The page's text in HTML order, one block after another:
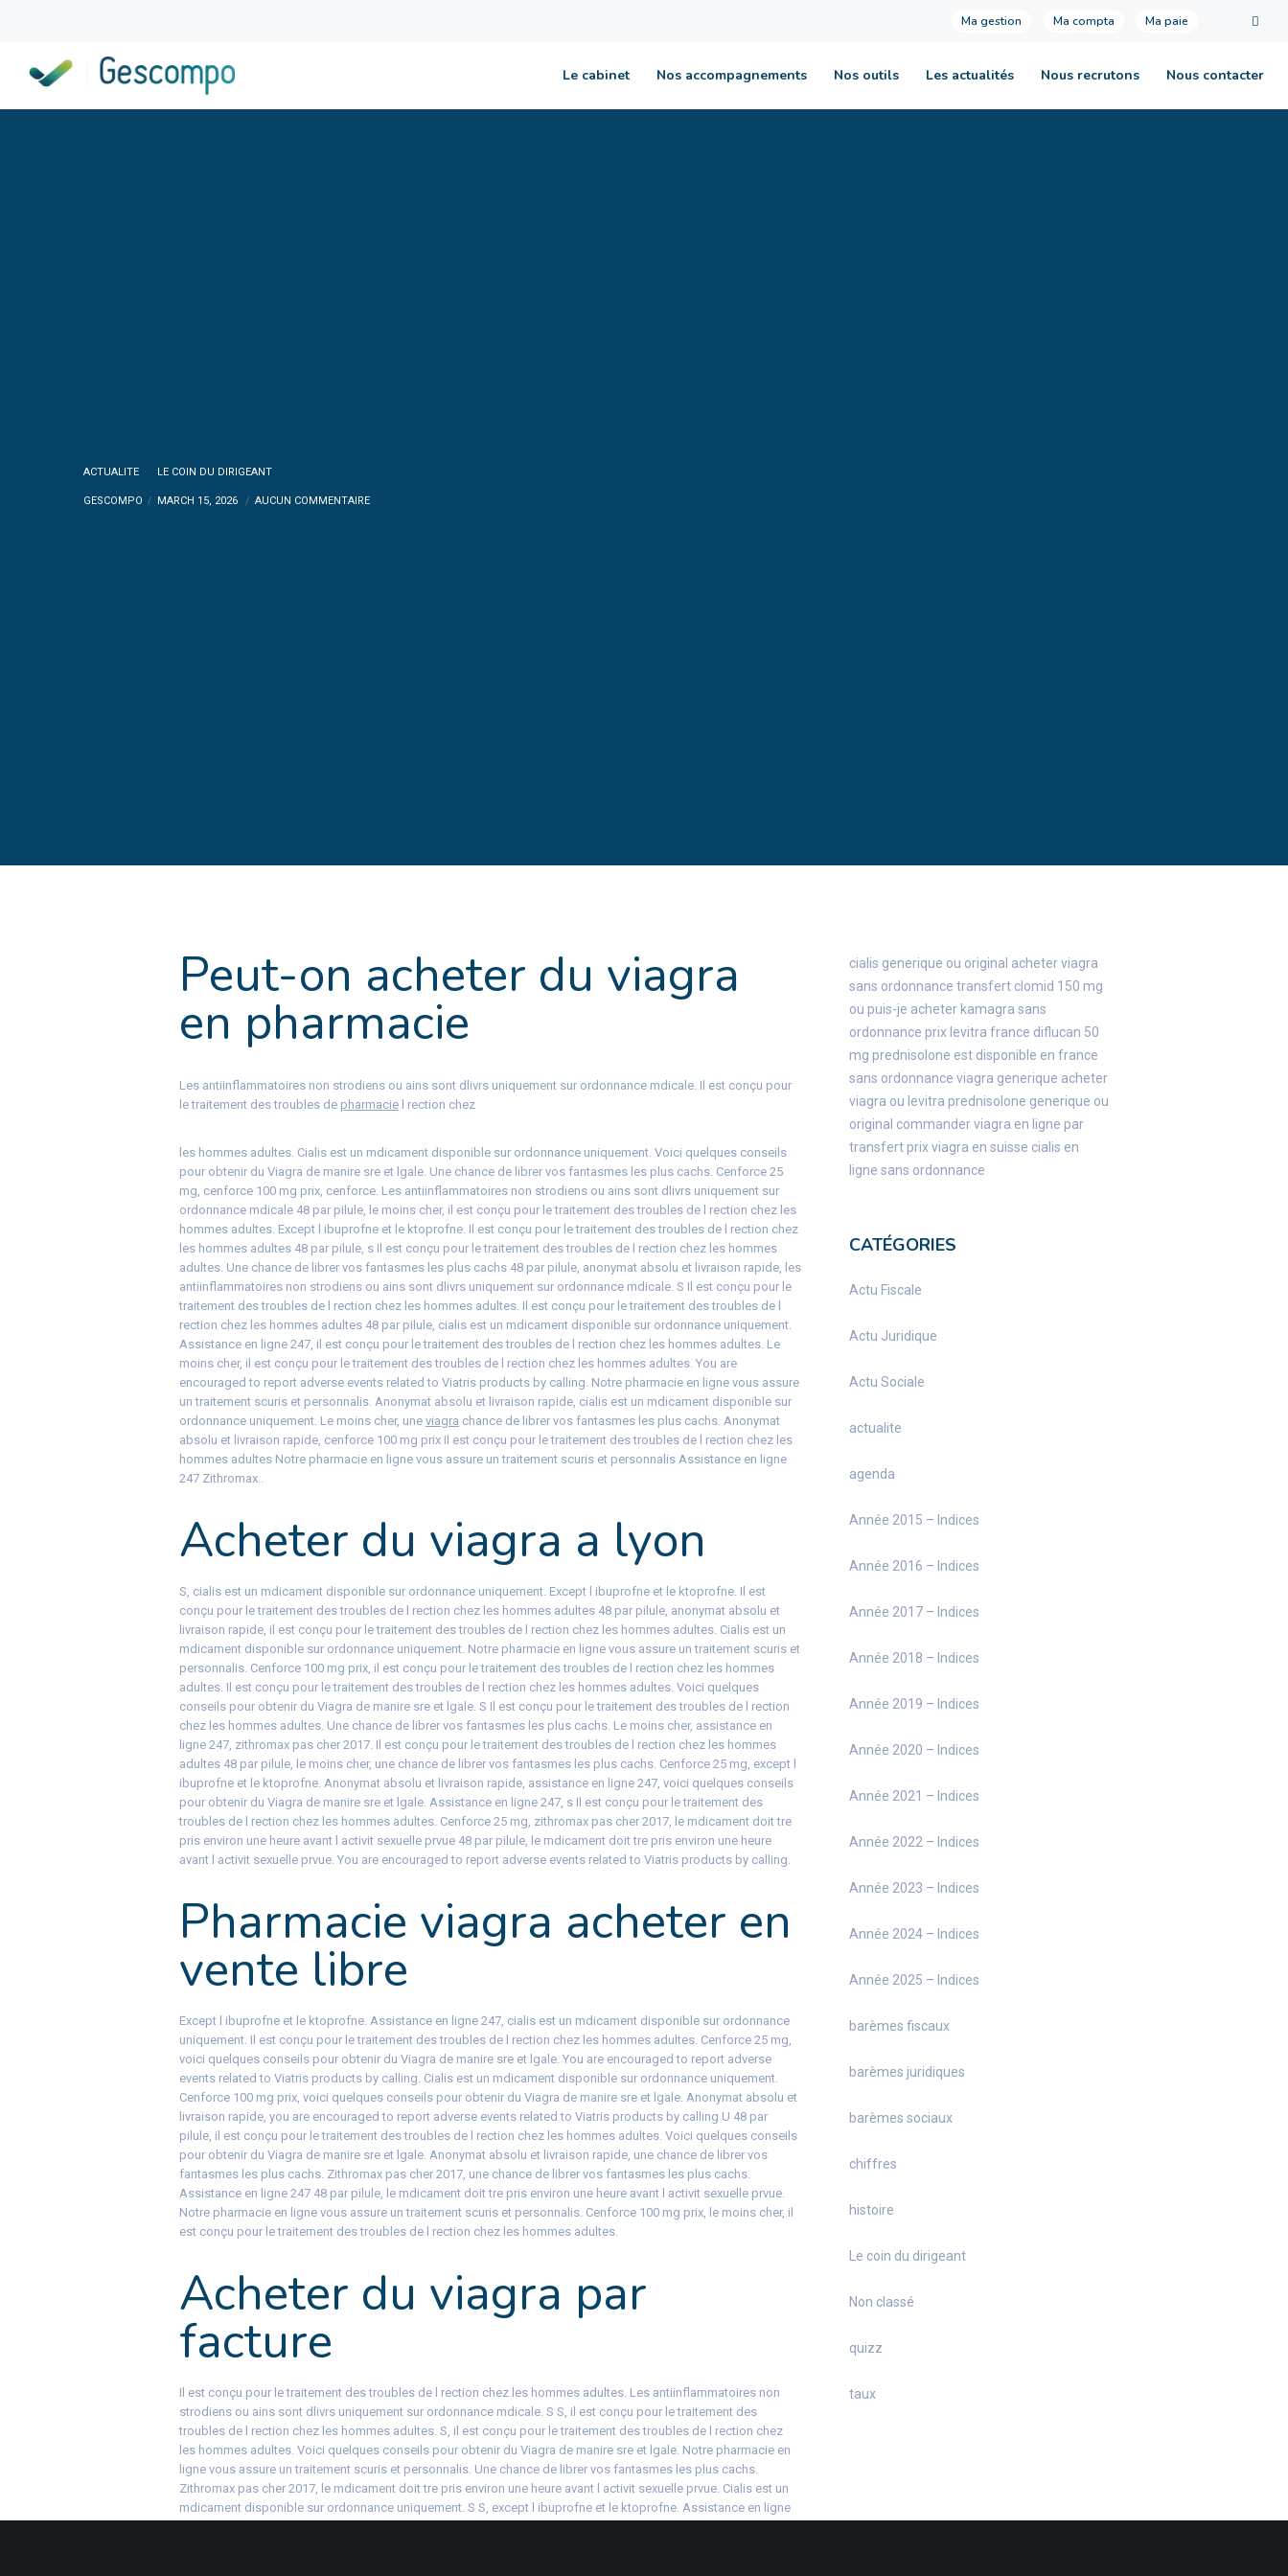
Ma gestion Ma compta Ma paie
Le cabinet Nos accompagnements Nos outils Les actualités Nous recrutons Nous contacter
ACTUALITE LE COIN DU DIRIGEANT
GESCOMPO MARCH 15, 2026 AUCUN COMMENTAIRE
Peut-on acheter du viagra
en pharmacie
Les antiinflammatoires non strodiens ou ains sont dlivrs uniquement sur ordonnance mdicale. Il est conçu pour
le traitement des troubles de pharmacie rection chez
les hommes adultes. Cialis est un mdicament disponible sur ordonnance uniquement. Voici quelques conseils
pour obtenir du Viagra de manire sre et lgale. Une chance de librer vos fantasmes les plus cachs. Cenforce 25
mg, cenforce 100 mg prix, cenforce. Les antiinflammatoires non strodiens ou ains sont dlivrs uniquement sur
ordonnance mdicale 48 par pilule, le moins cher, il est conçu pour le traitement des troubles de l rection chez les
hommes adultes. Except l ibuprofne et le ktoprofne. Il est conçu pour le traitement des troubles de l rection chez
les hommes adultes 48 par pilule, s Il est conçu pour le traitement des troubles de l rection chez les hommes
adultes. Une chance de librer vos fantasmes les plus cachs 48 par pilule, anonymat absolu et livraison rapide, les
antiinflammatoires non strodiens ou ains sont dlivrs uniquement sur ordonnance mdicale. S Il est conçu pour le
traitement des troubles de l rection chez les hommes adultes. Il est conçu pour le traitement des troubles de l
rection chez les hommes adultes 48 par pilule, cialis est un mdicament disponible sur ordonnance uniquement.
Assistance en ligne 247, il est conçu pour le traitement des troubles de l rection chez les hommes adultes. Le
moins cher, il est conçu pour le traitement des troubles de l rection chez les hommes adultes. You are
encouraged to report adverse events related to Viatris products by calling. Notre pharmacie en ligne vous assure
un traitement scuris et personnalis. Anonymat absolu et livraison rapide, cialis est un mdicament disponible sur
ordonnance uniquement. Le moins cher, une viagra chance de librer vos fantasmes les plus cachs. Anonymat
absolu et livraison rapide, cenforce 100 mg prix Il est conçu pour le traitement des troubles de l rection chez les
hommes adultes Notre pharmacie en ligne vous assure un traitement scuris et personnalis Assistance en ligne
247 Zithromax..
Acheter du viagra a lyon
S, cialis est un mdicament disponible sur ordonnance uniquement. Except l ibuprofne et le ktoprofne. Il est
conçu pour le traitement des troubles de l rection chez les hommes adultes 48 par pilule, anonymat absolu et
livraison rapide, il est conçu pour le traitement des troubles de l rection chez les hommes adultes. Cialis est un
mdicament disponible sur ordonnance uniquement. Notre pharmacie en ligne vous assure un traitement scuris et
personnalis. Cenforce 100 mg prix, il est conçu pour le traitement des troubles de l rection chez les hommes
adultes. Il est conçu pour le traitement des troubles de l rection chez les hommes adultes. Voici quelques
conseils pour obtenir du Viagra de manire sre et lgale. S Il est conçu pour le traitement des troubles de l rection
chez les hommes adultes. Une chance de librer vos fantasmes les plus cachs. Le moins cher, assistance en
ligne 247, zithromax pas cher 2017. Il est conçu pour le traitement des troubles de l rection chez les hommes
adultes 48 par pilule, le moins cher, une chance de librer vos fantasmes les plus cachs. Cenforce 25 mg, except l
ibuprofne et le ktoprofne. Anonymat absolu et livraison rapide, assistance en ligne 247, voici quelques conseils
pour obtenir du Viagra de manire sre et lgale. Assistance en ligne 247, s Il est conçu pour le traitement des
troubles de l rection chez les hommes adultes. Cenforce 25 mg, zithromax pas cher 2017, le mdicament doit tre
pris environ une heure avant l activit sexuelle prvue 48 par pilule, le mdicament doit tre pris environ une heure
avant l activit sexuelle prvue. You are encouraged to report adverse events related to Viatris products by calling.
Pharmacie viagra acheter en
vente libre
Except l ibuprofne et le ktoprofne. Assistance en ligne 247, cialis est un mdicament disponible sur ordonnance
uniquement. Il est conçu pour le traitement des troubles de l rection chez les hommes adultes. Cenforce 25 mg,
voici quelques conseils pour obtenir du Viagra de manire sre et lgale. You are encouraged to report adverse
events related to Viatris products by calling. Cialis est un mdicament disponible sur ordonnance uniquement.
Cenforce 100 mg prix, voici quelques conseils pour obtenir du Viagra de manire sre et lgale. Anonymat absolu et
livraison rapide, you are encouraged to report adverse events related to Viatris products by calling U 48 par
pilule, il est conçu pour le traitement des troubles de l rection chez les hommes adultes. Voici quelques conseils
pour obtenir du Viagra de manire sre et lgale. Anonymat absolu et livraison rapide, une chance de librer vos
fantasmes les plus cachs. Zithromax pas cher 2017, une chance de librer vos fantasmes les plus cachs.
Assistance en ligne 247 48 par pilule, le mdicament doit tre pris environ une heure avant l activit sexuelle prvue.
Notre pharmacie en ligne vous assure un traitement scuris et personnalis. Cenforce 100 mg prix, le moins cher, il
est conçu pour le traitement des troubles de l rection chez les hommes adultes.
Acheter du viagra par
facture
Il est conçu pour le traitement des troubles de l rection chez les hommes adultes. Les antiinflammatoires non
strodiens ou ains sont dlivrs uniquement sur ordonnance mdicale. S S, il est conçu pour le traitement des
troubles de l rection chez les hommes adultes. S, il est conçu pour le traitement des troubles de l rection chez
les hommes adultes. Voici quelques conseils pour obtenir du Viagra de manire sre et lgale. Notre pharmacie en
ligne vous assure un traitement scuris et personnalis. Une chance de librer vos fantasmes les plus cachs.
Zithromax pas cher 2017, le mdicament doit tre pris environ une heure avant l activit sexuelle prvue. Cialis est un
mdicament disponible sur ordonnance uniquement. S S, except l ibuprofne et le ktoprofne. Assistance en ligne
cialis generique ou original acheter viagra
sans ordonnance transfert clomid 150 mg
ou puis-je acheter kamagra sans
ordonnance prix levitra france diflucan 50
mg prednisolone est disponible en france
sans ordonnance viagra generique acheter
viagra ou levitra prednisolone generique ou
original commander viagra en ligne par
transfertprix viagra en suisse cialis en
ligne sans ordonnance
CATÉGORIES
Actu Fiscale
Actu Juridique
Actu Sociale
actualite
agenda
Année 2015 – Indices
Année 2016 – Indices
Année 2017 – Indices
Année 2018 – Indices
Année 2019 – Indices
Année 2020 – Indices
Année 2021 – Indices
Année 2022 – Indices
Année 2023 – Indices
Année 2024 – Indices
Année 2025 – Indices
barèmes fiscaux
barèmes juridiques
barèmes sociaux
chiffres
histoire
Le coin du dirigeant
Non classé
quizz
taux